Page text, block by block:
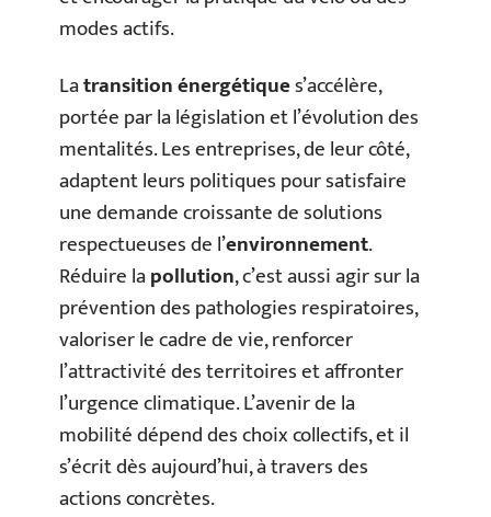
modes actifs.
Latransition énergétiques’accélère,
portée par la législation et l’évolution des
mentalités. Les entreprises, de leur côté,
adaptent leurs politiques pour satisfaire
une demande croissante de solutions
respectueuses de l’environnement.
Réduire lapollution, c’est aussi agir sur la
prévention des pathologies respiratoires,
valoriser le cadre de vie, renforcer
l’attractivité des territoires et affronter
l’urgence climatique. L’avenir de la
mobilité dépend des choix collectifs, et il
s’écrit dès aujourd’hui, à travers des
actions concrètes.